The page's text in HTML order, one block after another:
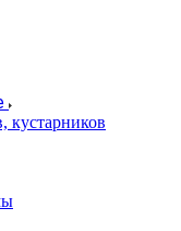
кустарников